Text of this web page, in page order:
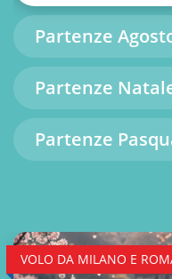
Partenze
Partenze
Partenze
VOLO DA MILANO E